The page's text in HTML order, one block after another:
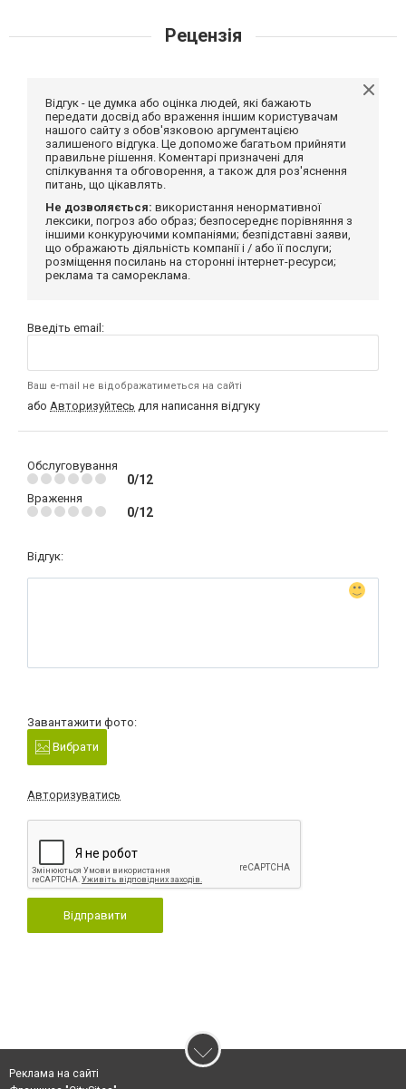
Рецензія
Відгук - це думка або оцінка людей, які бажають
передати досвід або враження іншим користувачам
нашого сайту з обов'язковою аргументацією
залишеного відгука. Це допоможе багатьом прийняти
правильне рішення. Коментарі призначені для
спілкування та обговорення, а також для роз'яснення
питань, що цікавлять.
Не дозволяється: використання ненормативної
лексики, погроз або образ; безпосереднє порівняння з
іншими конкуруючими компаніями; безпідставні заяви,
що ображають діяльність компанії і / або її послуги;
розміщення посилань на сторонні інтернет-ресурси;
реклама та самореклама.
Введіть email:
Ваш e-mail не відображатиметься на сайті
або Авторизуйтесь для написання відгуку
Обслуговування
0/12
Враження
0/12
Відгук:
Завантажити фото:
Вибрати
Авторизуватись
Відправити
Реклама на сайті